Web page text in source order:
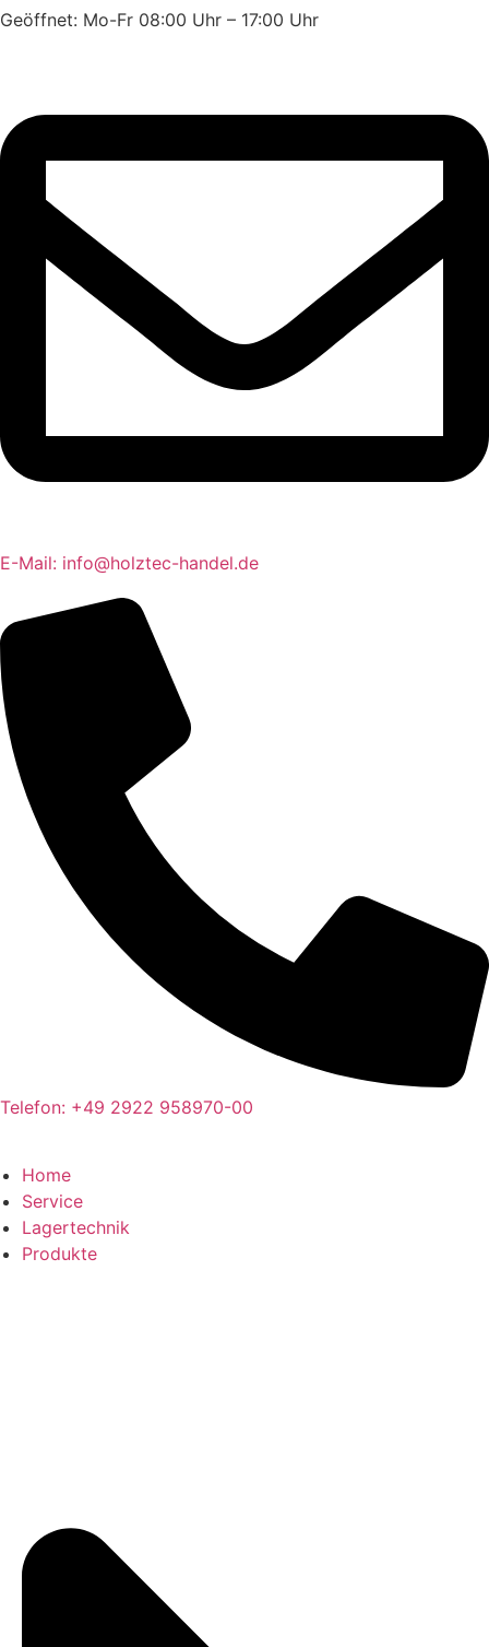
Geöffnet: Mo-Fr 08:00 Uhr – 17:00 Uhr
E-Mail: info@holztec-handel.de
Telefon: +49 2922 958970-00
Home
Service
Lagertechnik
Produkte